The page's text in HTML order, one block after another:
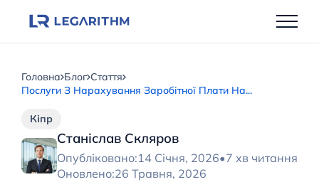
Головна Блог Стаття
Послуги З Нарахування Заробітної Плати На...
Станіслав Скляров
Опубліковано:14 Січня, 2026•7 хв читання
Оновлено:26 Травня, 2026
Кіпр